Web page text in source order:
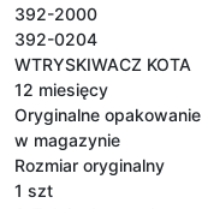
392-2000
392-0204
WTRYSKIWACZ KOTA
12 miesięcy
Oryginalne opakowanie
w magazynie
Rozmiar oryginalny
1 szt